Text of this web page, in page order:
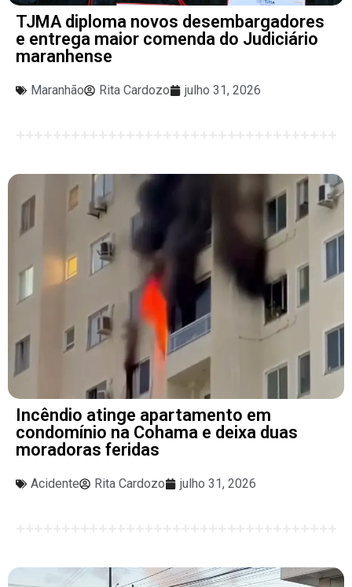
TJMA diploma novos desembargadores
e entrega maior comenda do Judiciário
maranhense
Maranhão Rita Cardozo julho 31, 2026
Incêndio atinge apartamento em
condomínio na Cohama e deixa duas
moradoras feridas
Acidente Rita Cardozo julho 31, 2026